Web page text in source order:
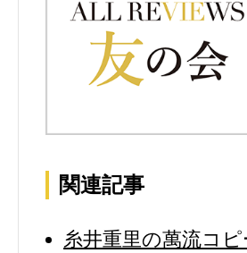
関連記事
糸井重里の萬流コ